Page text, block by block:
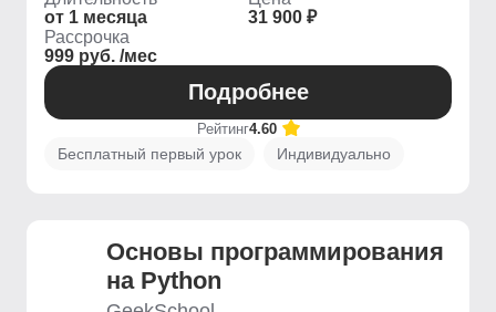
от 1 месяца
31 900 ₽
Рассрочка
999 руб. /мес
Подробнее
Рейтинг4.60
Бесплатный первый урок Индивидуально
Основы программирования
на Python